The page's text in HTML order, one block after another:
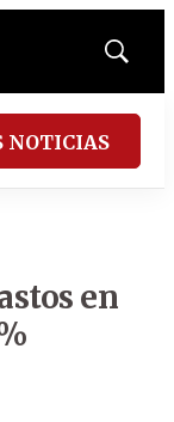
Mostrar
NOTICIAS
en